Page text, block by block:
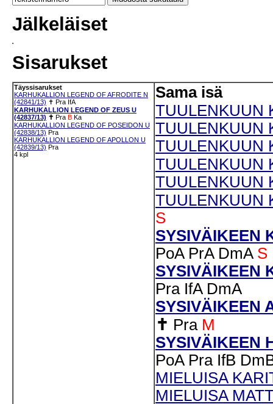
Jälkeläiset
Sisarukset
Täyssisarukset
KARHUKALLION LEGEND OF AFRODITE N
(42841/13) ✝ Pra IfA
KARHUKALLION LEGEND OF ZEUS U
(42837/13) ✝ Pra B Ka
KARHUKALLION LEGEND OF POSEIDON U
(42838/13) Pra
KARHUKALLION LEGEND OF APOLLON U
(42839/13) Pra
4 kpl
Sama isä
TUULENKUUN
TUULENKUUN
TUULENKUUN
TUULENKUUN
TUULENKUUN
TUULENKUUN
S
SYSIVÄIKEEN
PoA PrA DmA S
SYSIVÄIKEEN
Pra IfA DmA
SYSIVÄIKEEN
✝ Pra M
SYSIVÄIKEEN
PoA Pra IfB
MIELUISA
MIELUISA